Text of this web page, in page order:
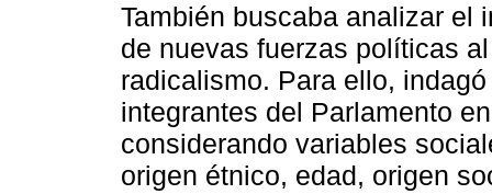
También buscaba analizar el
de nuevas fuerzas políticas
radicalismo. Para ello,
integrantes del Parlamento
considerando variables
origen étnico, edad, origen